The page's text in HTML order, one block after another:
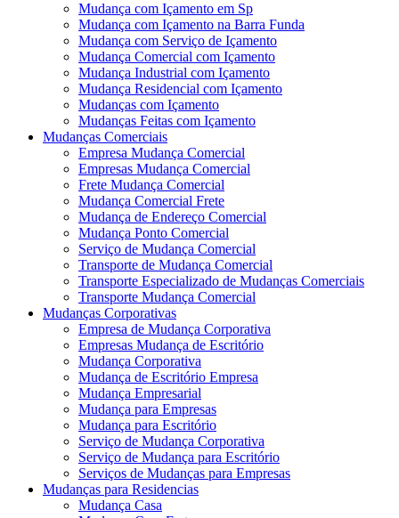
Mudança com Içamento em Sp
Mudança com Içamento na Barra Funda
Mudança com Serviço de Içamento
Mudança Comercial com Içamento
Mudança Industrial com Içamento
Mudança Residencial com Içamento
Mudanças com Içamento
Mudanças Feitas com Içamento
Mudanças Comerciais
Empresa Mudança Comercial
Empresas Mudança Comercial
Frete Mudança Comercial
Mudança Comercial Frete
Mudança de Endereço Comercial
Mudança Ponto Comercial
Serviço de Mudança Comercial
Transporte de Mudança Comercial
Transporte Especializado de Mudanças Comerciais
Transporte Mudança Comercial
Mudanças Corporativas
Empresa de Mudança Corporativa
Empresas Mudança de Escritório
Mudança Corporativa
Mudança de Escritório Empresa
Mudança Empresarial
Mudança para Empresas
Mudança para Escritório
Serviço de Mudança Corporativa
Serviço de Mudança para Escritório
Serviços de Mudanças para Empresas
Mudanças para Residencias
Mudança Casa